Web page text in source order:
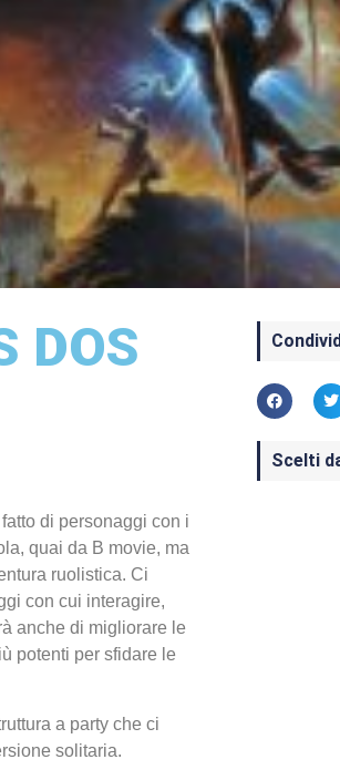
DOS
di personaggi con i
quai da B movie, ma
ruolistica. Ci
con cui interagire,
anche di migliorare le
potenti per sfidare le
a party che ci
solitaria.
Scelti